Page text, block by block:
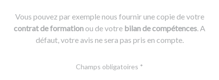
Vous pouvez par exemple nous fournir une copie de votre
contrat de formationou de votre bilan de compétences. A
défaut, votre avis ne sera pas pris en compte.
Champs obligatoires *